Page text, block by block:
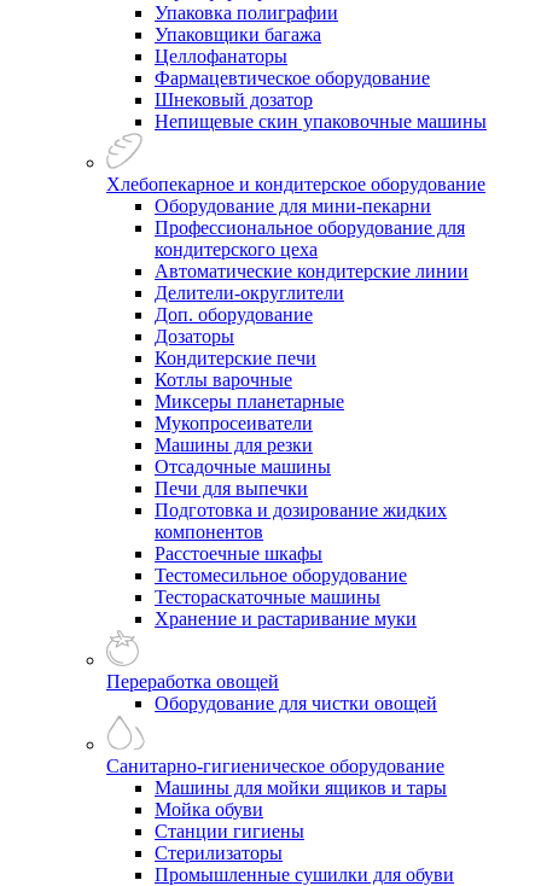
Упаковка полиграфии
Упаковщики багажа
Целлофанаторы
Фармацевтическое оборудование
Шнековый дозатор
Непищевые скин упаковочные машины
Хлебопекарное и кондитерское оборудование
Оборудование для мини-пекарни
Профессиональное оборудование для
кондитерского цеха
Автоматические кондитерские линии
Делители-округлители
Доп. оборудование
Дозаторы
Кондитерские печи
Котлы варочные
Миксеры планетарные
Мукопросеиватели
Машины для резки
Отсадочные машины
Печи для выпечки
Подготовка и дозирование жидких
компонентов
Расстоечные шкафы
Тестомесильное оборудование
Тестораскаточные машины
Хранение и растаривание муки
Переработка овощей
Оборудование для чистки овощей
Санитарно-гигиеническое оборудование
Машины для мойки ящиков и тары
Мойка обуви
Станции гигиены
Стерилизаторы
Промышленные сушилки для обуви